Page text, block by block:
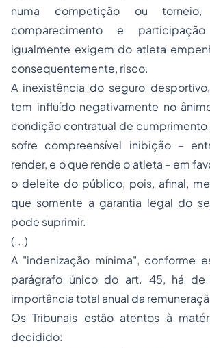
numa competição ou
comparecimento e
igualmente exigem do atleta
consequentemente, risco.
A inexistência do seguro
tem influído negativamente no
condição contratual de cumprimento
sofre compreensível inibição –
render, e o que rende o atleta – em
o deleite do público, pois, afinal,
que somente a garantia legal do
pode suprimir.
(...)
A "indenização mínima", conforme
parágrafo único do art. 45, há de
importância total anual da
Os Tribunais estão atentos à
decidido: